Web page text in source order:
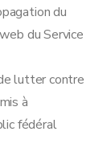
du
du Service
lutter contre
à
fédéral